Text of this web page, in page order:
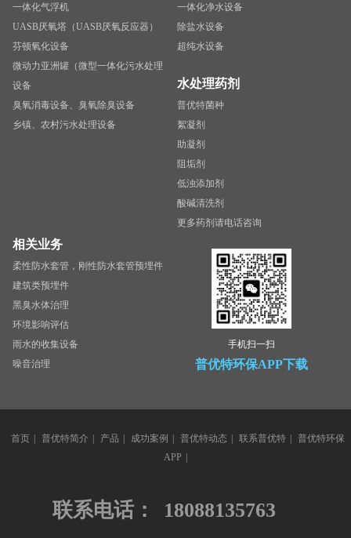
一体化气浮机
UASB厌氧塔（UASB厌氧反应器）
芬顿氧化设备
微动力亚洲罐（微型一体化污水处理
设备
臭氧消毒设备、臭氧除臭设备
乡镇、农村污水处理设备
一体化净水设备
除盐水设备
超纯水设备
水处理药剂
普优特菌种
絮凝剂
助凝剂
阻垢剂
低浊添加剂
酸碱清洗剂
更多药剂请电话咨询
相关业务
柔性防水套管，刚性防水套管预埋件
建筑类预埋件
黑臭水体治理
环境影响评估
雨水的收集设备
噪音治理
手机扫一扫
普优特环保APP下载
首页 | 普优特简介 | 产品 | 成功案例 | 普优特动态 | 联系普优特 | 普优特环保
APP |
联系电话： 18088135763